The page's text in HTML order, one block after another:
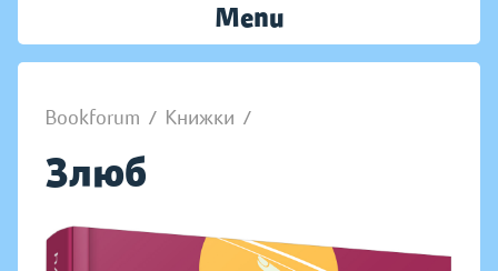
Menu
Bookforum / Книжки /
Злюб